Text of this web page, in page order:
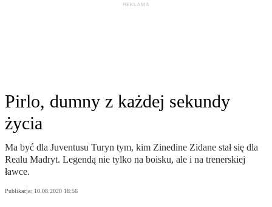
Pirlo, dumny z każdej sekundy
życia
Ma być dla Juventusu Turyn tym, kim Zinedine Zidane stał się dla
Realu Madryt. Legendą nie tylko na boisku, ale i na trenerskiej
ławce.
Publikacja: 10.08.2020 18:56